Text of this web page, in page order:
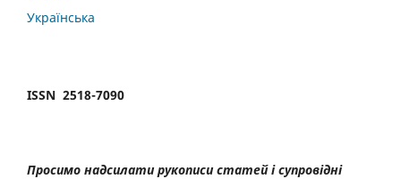
Українська
ISSN 2518-7090
Просимо надсилати рукописи статей і супровідні